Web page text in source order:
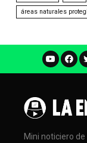
áreas naturales
Mini noticiero